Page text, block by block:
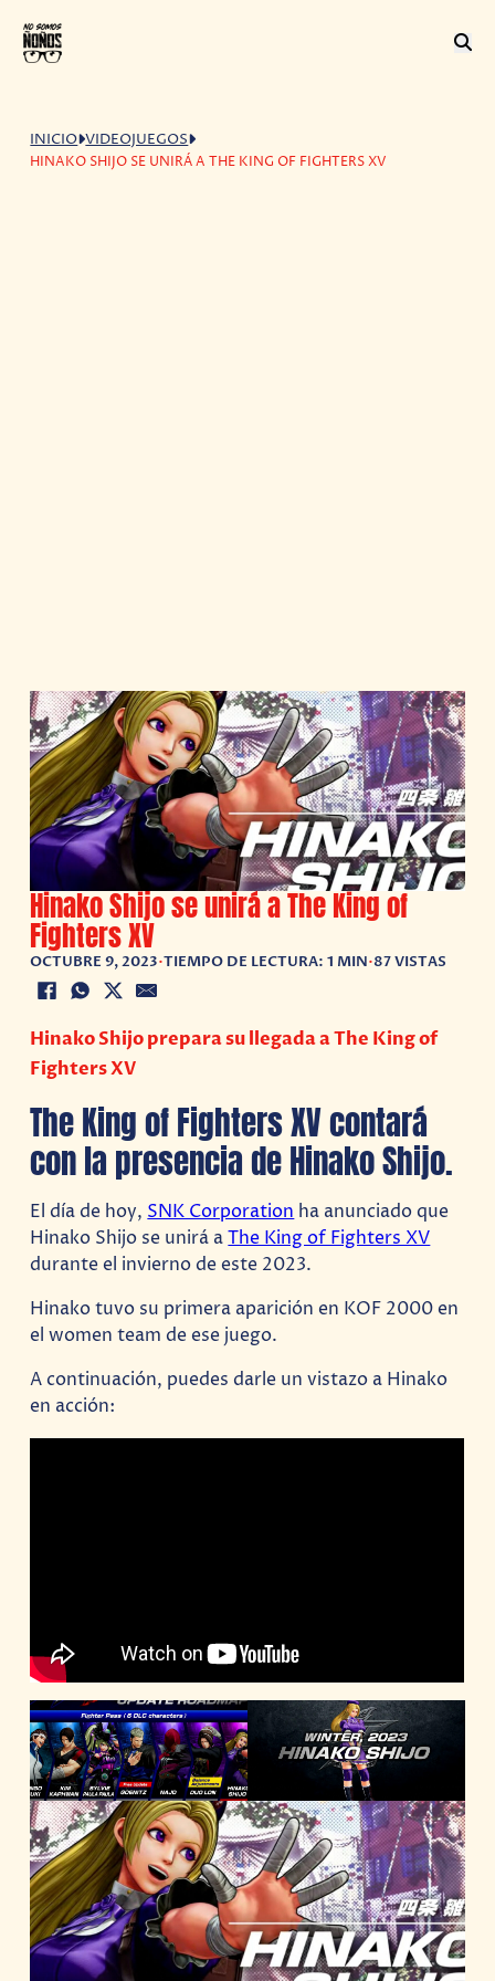
INICIO VIDEOJUEGOS
HINAKO SHIJO SE UNIRÁ A THE KING OF FIGHTERS XV
Hinako Shijo se unirá a The King of
Fighters XV
OCTUBRE 9, 2023•TIEMPO DE LECTURA: 1 MIN•87 VISTAS
Hinako Shijo prepara su llegada a The King of
Fighters XV
The King of Fighters XV contará
con la presencia de Hinako Shijo.
El día de hoy, SNK Corporation ha anunciado que
Hinako Shijo se unirá aThe King of Fighters XV
durante el invierno de este 2023.
Hinako tuvo su primera aparición en KOF 2000 en
el women team de ese juego.
A continuación, puedes darle un vistazo a Hinako
en acción: